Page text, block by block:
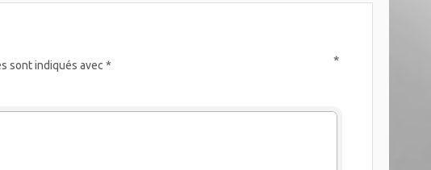
sont indiqués avec * *